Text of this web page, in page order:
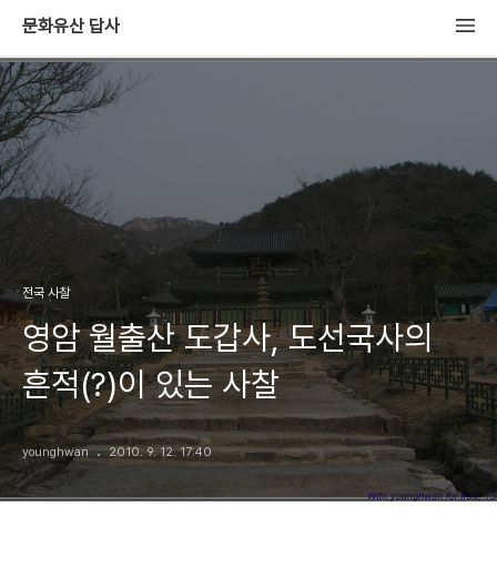
문화유산 답사
전국 사찰
영암 월출산 도갑사, 도선국사의
흔적(?)이 있는 사찰
younghwan 2010. 9. 12. 17:40